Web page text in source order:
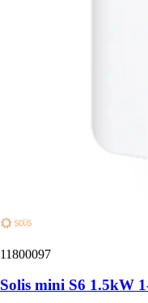
11800097
Solis mini S6 1.5kW